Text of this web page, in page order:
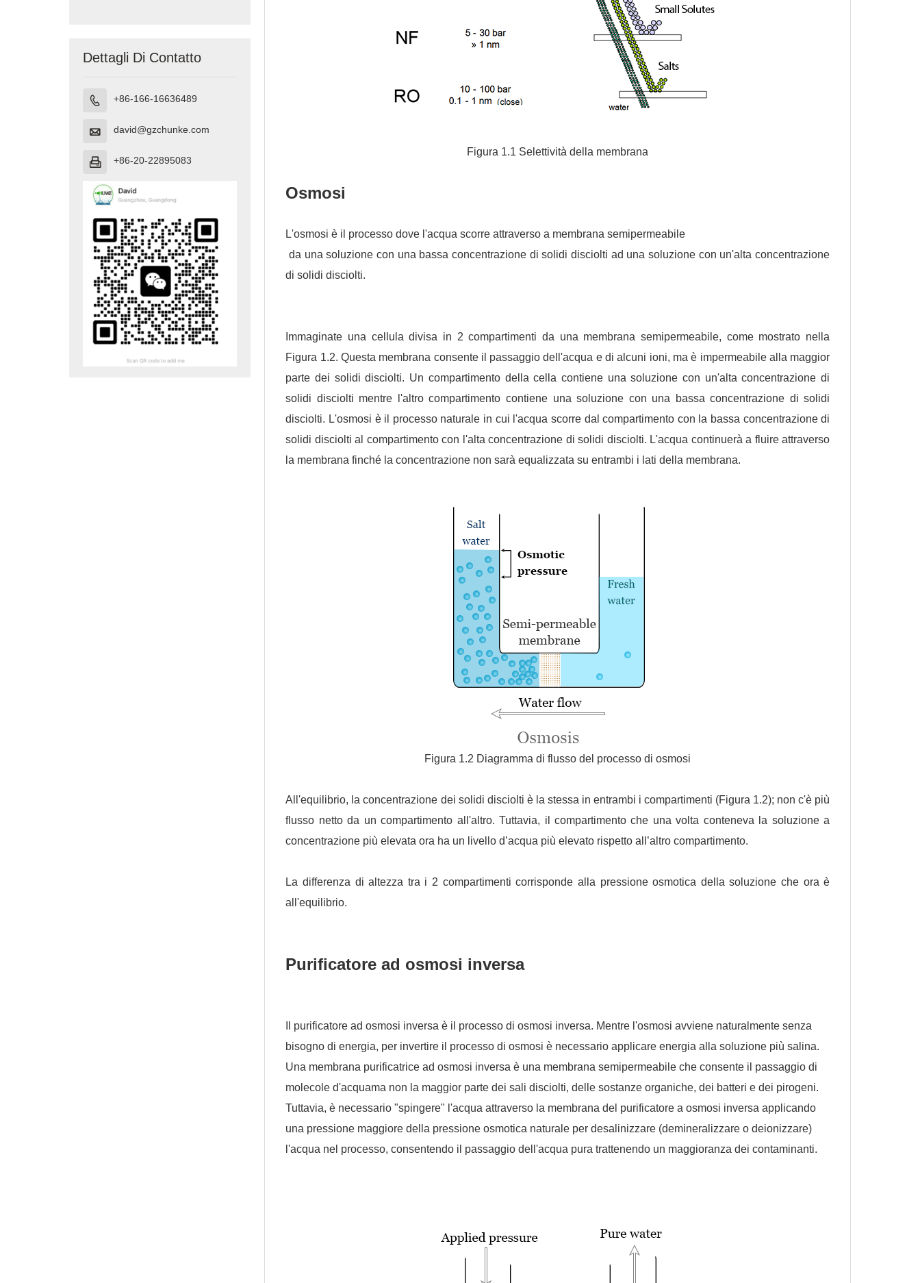
Dettagli Di Contatto
 +86-166-16636489
 david@gzchunke.com
 +86-20-22895083
Figura 1.1 Selettività della membrana
Osmosi
L'osmosi è il processo dove l'acqua scorre attraverso a membrana semipermeabile
da una soluzione con una bassa concentrazione di solidi disciolti ad una soluzione con un'alta concentrazione
di solidi disciolti.
Immaginate una cellula divisa in 2 compartimenti da una membrana semipermeabile, come mostrato nella
Figura 1.2. Questa membrana consente il passaggio dell'acqua e di alcuni ioni, ma è impermeabile alla maggior
parte dei solidi disciolti. Un compartimento della cella contiene una soluzione con un'alta concentrazione di
solidi disciolti mentre l'altro compartimento contiene una soluzione con una bassa concentrazione di solidi
disciolti. L'osmosi è il processo naturale in cui l'acqua scorre dal compartimento con la bassa concentrazione di
solidi disciolti al compartimento con l'alta concentrazione di solidi disciolti. L'acqua continuerà a fluire attraverso
la membrana finché la concentrazione non sarà equalizzata su entrambi i lati della membrana.
Figura 1.2 Diagramma di flusso del processo di osmosi
All'equilibrio, la concentrazione dei solidi disciolti è la stessa in entrambi i compartimenti (Figura 1.2); non c'è più
flusso netto da un compartimento all'altro. Tuttavia, il compartimento che una volta conteneva la soluzione a
concentrazione più elevata ora ha un livello d’acqua più elevato rispetto all’altro compartimento.
La differenza di altezza tra i 2 compartimenti corrisponde alla pressione osmotica della soluzione che ora è
all'equilibrio.
Purificatore ad osmosi inversa
Il purificatore ad osmosi inversa è il processo di osmosi inversa. Mentre l'osmosi avviene naturalmente senza
bisogno di energia, per invertire il processo di osmosi è necessario applicare energia alla soluzione più salina.
Una membrana purificatrice ad osmosi inversa è una membrana semipermeabile che consente il passaggio di
molecole d'acquama non la maggior parte dei sali disciolti, delle sostanze organiche, dei batteri e dei pirogeni.
Tuttavia, è necessario "spingere" l'acqua attraverso la membrana del purificatore a osmosi inversa applicando
una pressione maggiore della pressione osmotica naturale per desalinizzare (demineralizzare o deionizzare)
l'acqua nel processo, consentendo il passaggio dell'acqua pura trattenendo un maggioranza dei contaminanti.